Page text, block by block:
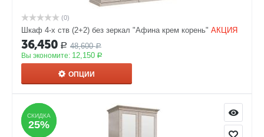
(0)
Шкаф 4-х ств (2+2) без зеркал "Афина крем корень" АКЦИЯ
36,450 Р 48,600 Р
Вы экономите: 12,150 Р
ОПЦИИ
СКИДКА
25%
СКИДКА
25%